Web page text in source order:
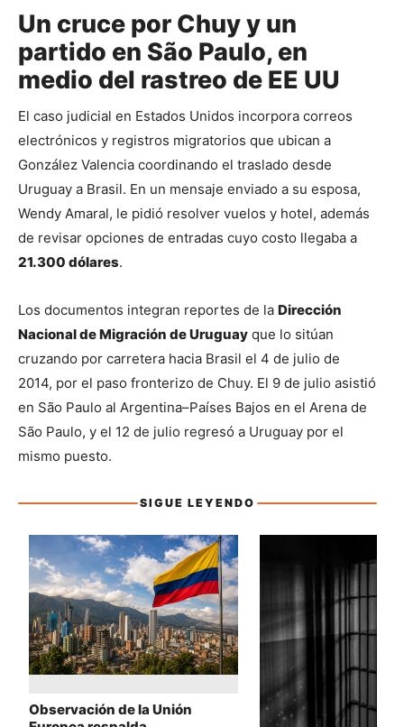
Un cruce por Chuy y un
partido en São Paulo, en
medio del rastreo de EE UU
El caso judicial en Estados Unidos incorpora correos
electrónicos y registros migratorios que ubican a
González Valencia coordinando el traslado desde
Uruguay a Brasil. En un mensaje enviado a su esposa,
Wendy Amaral, le pidió resolver vuelos y hotel, además
21.300 dólares.
Los documentos integran reportes de la Dirección
Nacional de Migración de Uruguay que lo sitúan
cruzando por carretera hacia Brasil el 4 de julio de
2014, por el paso fronterizo de Chuy. El 9 de julio asistió
en São Paulo al Argentina–Países Bajos en el Arena de
São Paulo, y el 12 de julio regresó a Uruguay por el
mismo puesto.
SIGUE LEYENDO
Sigue leyendo
Observación de la Unión